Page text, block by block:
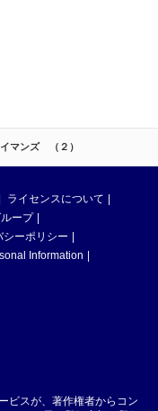
マンズ （２）
ライセンスについて
ープ
シーポリシー
Information
ビスが、著作権者からコン